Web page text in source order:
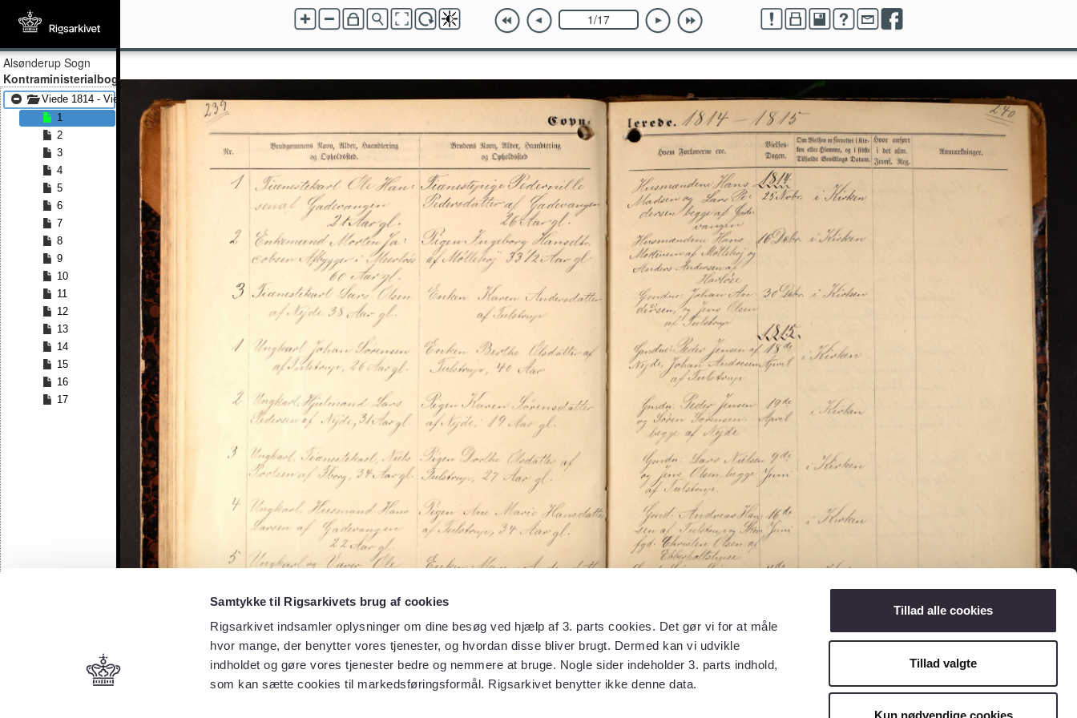
Samtykke til Rigsarkivets brug af cookies
Rigsarkivet indsamler oplysninger om dine besøg ved hjælp af 3. parts cookies. Det gør vi for at måle
hvor mange, der benytter vores tjenester, og hvordan disse bliver brugt. Dermed kan vi udvikle
indholdet og gøre vores tjenester bedre og nemmere at bruge. Nogle sider indeholder 3. parts indhold,
som kan sætte cookies til markedsføringsformål. Rigsarkivet benytter ikke denne data.
Tillad alle cookies
Tillad valgte
Kun nødvendige cookies
Alsønderup Sogn
Kontraministerialbog
Viede 1814 - Viede 1833
1
2
3
4
5
6
7
8
9
10
11
12
13
14
15
16
17